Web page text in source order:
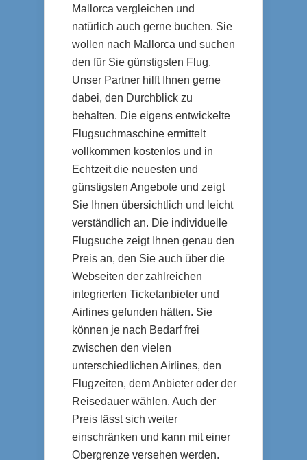
Mallorca vergleichen und
natürlich auch gerne buchen. Sie
wollen nach Mallorca und suchen
den für Sie günstigsten Flug.
Unser Partner hilft Ihnen gerne
dabei, den Durchblick zu
behalten. Die eigens entwickelte
Flugsuchmaschine ermittelt
vollkommen kostenlos und in
Echtzeit die neuesten und
günstigsten Angebote und zeigt
Sie Ihnen übersichtlich und leicht
verständlich an. Die individuelle
Flugsuche zeigt Ihnen genau den
Preis an, den Sie auch über die
Webseiten der zahlreichen
integrierten Ticketanbieter und
Airlines gefunden hätten. Sie
können je nach Bedarf frei
zwischen den vielen
unterschiedlichen Airlines, den
Flugzeiten, dem Anbieter oder der
Reisedauer wählen. Auch der
Preis lässt sich weiter
einschränken und kann mit einer
Obergrenze versehen werden.